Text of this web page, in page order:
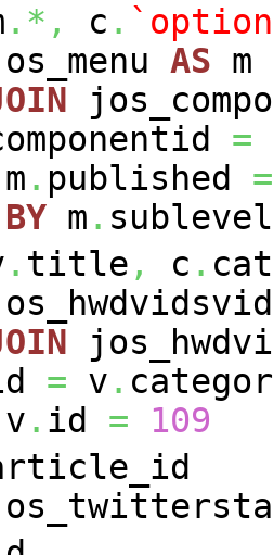
.*, c .
AS m
=
m . published =
BY m . sublevel
. title , c .
= v .
v . id =
109